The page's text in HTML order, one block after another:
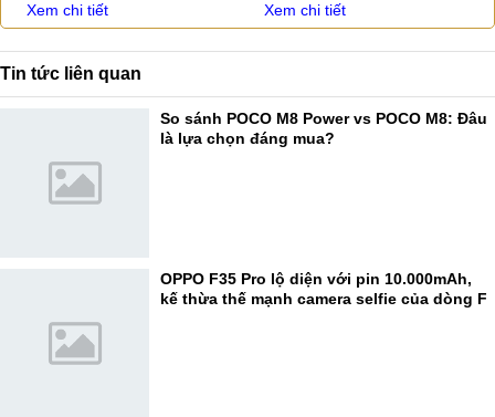
Xem chi tiết Xem chi tiết
Tin tức liên quan
So sánh POCO M8 Power vs POCO M8: Đâu
là lựa chọn đáng mua?
OPPO F35 Pro lộ diện với pin 10.000mAh,
kế thừa thế mạnh camera selfie của dòng F